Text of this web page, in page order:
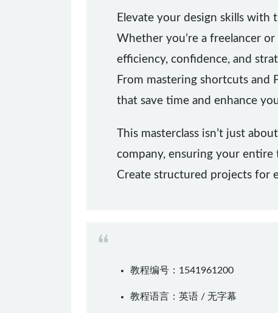
Elevate your design skills with
Whether you’re a freelancer
efficiency, confidence, and
From mastering shortcuts and
that save time and enhance
This masterclass isn’t just
company, ensuring your
Create structured projects for
教程编号：1541961200
教程语言：英语 / 无字幕